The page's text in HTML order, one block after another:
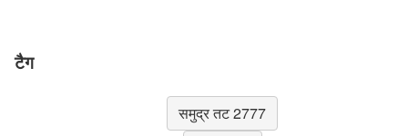
टैग
समुद्र तट 2777